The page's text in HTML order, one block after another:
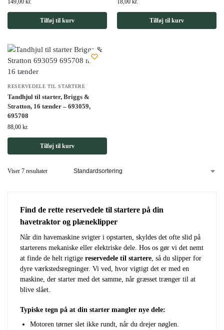
149,00 kr.
Tilføj til kurv
18,00 kr.
Tilføj til kurv
RESERVEDELE TIL STARTERE
Tandhjul til starter, Briggs &
Stratton, 16 tænder – 693059,
695708
88,00 kr.
Tilføj til kurv
Viser 7 resultater
Find de rette reservedele til startere på din
havetraktor og plæneklipper
Når din havemaskine svigter i opstarten, skyldes det ofte slid på
starterens mekaniske eller elektriske dele. Hos os gør vi det nemt
at finde de helt rigtige reservedele til startere, så du slipper for
dyre værkstedsregninger. Vi ved, hvor vigtigt det er med en
maskine, der starter med det samme, når græsset trænger til at
blive slået.
Typiske tegn på at din starter mangler nye dele:
Motoren tørner slet ikke rundt, når du drejer nøglen.